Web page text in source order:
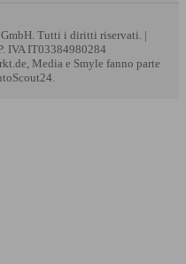
Tutti i diritti riservati. |
IVA IT03384980284
Media e Smyle fanno parte